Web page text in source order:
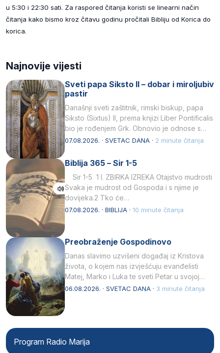
u 5:30 i 22:30 sati. Za raspored čitanja koristi se linearni način
čitanja kako bismo kroz čitavu godinu pročitali Bibliju od Korica do
korica.
Najnovije vijesti
Sveti papa Siksto II – dobar i miroljubiv
pastir
Današnji sveti zaštitnik, rimski biskup, papa
Siksto (Sixtus) II, prema knjizi Liber Pontificalis
bio je rođenjem Grk. Obnovio je odnose s
afričkim…
07.08.2026. · SVETAC DANA · 2 minute čitanja
Biblija 365 – Sir 1-5
Sir 1-5 1 I. ZBIRKA IZREKA Otajstvo mudrosti
Svaka je mudrost od Gospoda i s njime je
dovijeka.2 Tko će…
07.08.2026. · BIBLIJA · 10 minute čitanja
Preobraženje Gospodinovo
Danas slavimo uzvišeni događaj iz Kristova
života, o kojem nas izvješćuju evanđelisti
Matej, Marko i Luka te sveti Petar u svojoj
drugoj…
06.08.2026. · SVETAC DANA · 3 minute čitanja
Program Radio Marija